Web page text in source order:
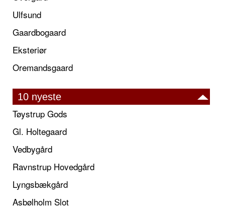
Ulfsund
Gaardbogaard
Eksteriør
Oremandsgaard
10 nyeste
Tøystrup Gods
Gl. Holtegaard
Vedbygård
Ravnstrup Hovedgård
Lyngsbækgård
Asbølholm Slot